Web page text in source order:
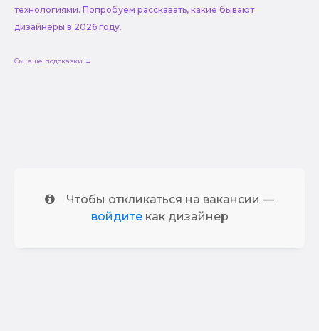
технологиями. Попробуем рассказать, какие бывают
дизайнеры в 2026 году.
См. еще подсказки →
Чтобы откликаться на вакансии —
войдитекак дизайнер